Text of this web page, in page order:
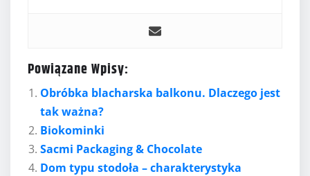
Powiązane Wpisy:
Obróbka blacharska balkonu. Dlaczego jest
tak ważna?
Biokominki
Sacmi Packaging & Chocolate
Dom typu stodoła – charakterystyka